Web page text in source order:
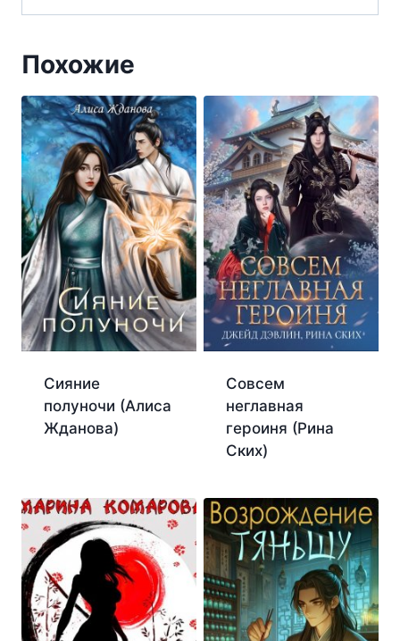
Похожие
Сияние
полуночи (Алиса
Жданова)
Совсем
неглавная
героиня (Рина
Ских)